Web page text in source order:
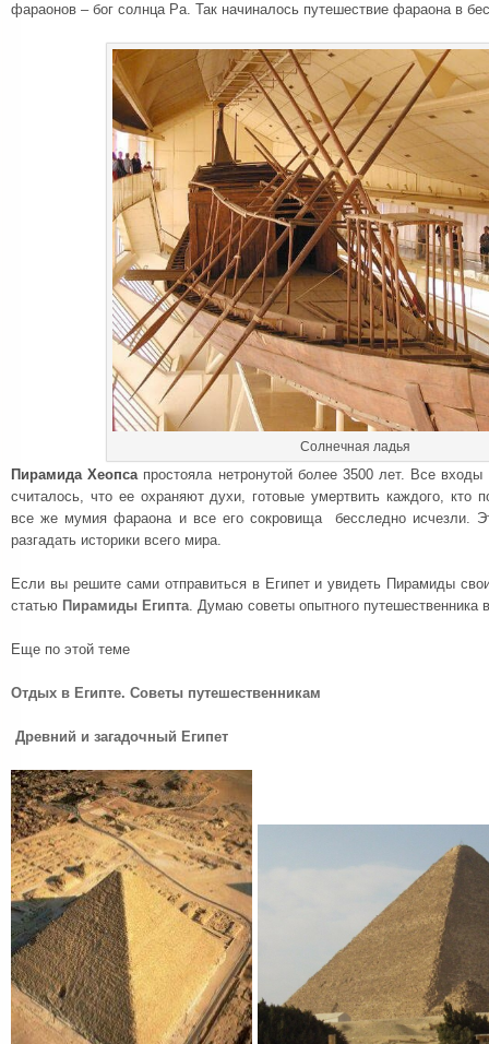
фараонов – бог солнца Ра. Так начиналось путешествие фараона в
Солнечная ладья
Пирамида Хеопсапростояла нетронутой более 3500 лет. Все
считалось, что ее охраняют духи, готовые умертвить каждого, кто
все же мумия фараона и все его сокровища бесследно исчезли.
разгадать историки всего мира.
Если вы решите сами отправиться в Египет и увидеть Пирамиды
статью Пирамиды Египта. Думаю советы опытного путешественника
Еще по этой теме
Отдых в Египте. Советы путешественникам
Древний и загадочный Египет